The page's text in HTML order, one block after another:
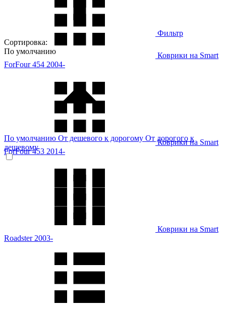
Коврики на Smart
ForFour 454 2004-
Коврики на Smart
ForFour 453 2014-
Коврики на Smart
Roadster 2003-
Фильтр
Сортировка:
По умолчанию
По умолчанию От дешевого к дорогому От дорогого к
дешевому